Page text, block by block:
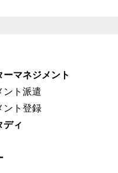
ーマネジメント
ント派遣
ント登録
ディ